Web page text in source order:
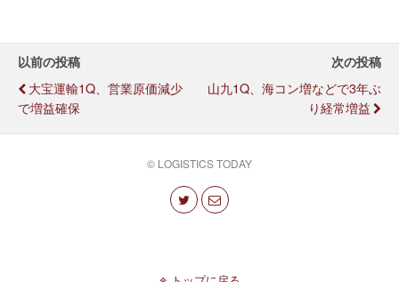
以前の投稿
大宝運輸1Q、営業原価減少
で増益確保
次の投稿
山九1Q、海コン増などで3年ぶ
り経常増益
© LOGISTICS TODAY